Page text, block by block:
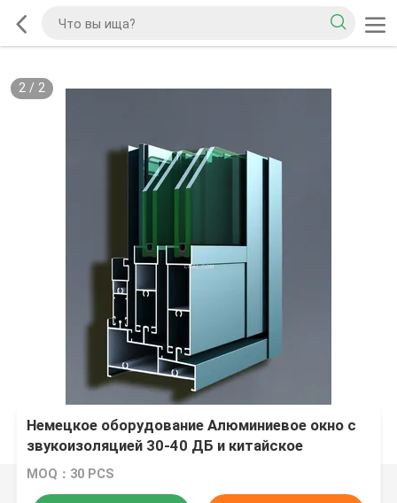
2/ 2
Немецкое оборудование Алюминиевое окно с
звукоизоляцией 30-40 ДБ и китайское
оборудование
MOQ：30 PCS